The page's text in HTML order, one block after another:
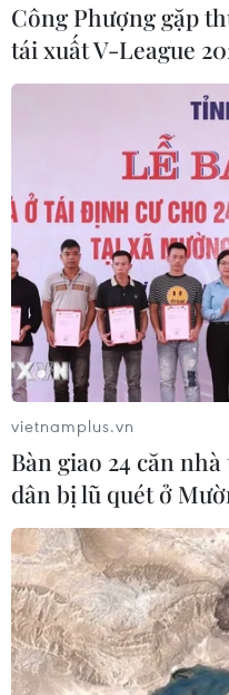
Tỉnh Hải Dương
xuất khẩu năm
05/08/2021 07:40
Năm 2021, Chí Linh có 4
khẩu các thị trường như
Newzealand với 52ha,
tấn.
Công Phượng gặp
tái xuất V-League
vietnamplus.vn
Bàn giao 24 căn
dân bị lũ quét ở